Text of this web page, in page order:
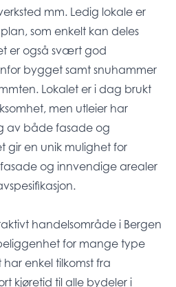
mm. Ledig lokale er
som enkelt kan deles
er også svært god
bygget samt snuhammer
Lokalet er i dag brukt
men utleier har
av både fasade og
gir en unik mulighet for
og innvendige arealer
handelsområde i Bergen
for mange type
enkel tilkomst fra
kjøretid til alle bydeler i